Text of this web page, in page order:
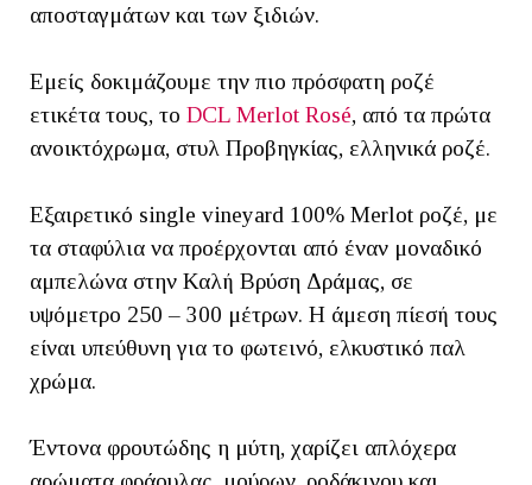
αποσταγμάτων και των ξιδιών.
Εμείς δοκιμάζουμε την πιο πρόσφατη ροζέ
ετικέτα τους, το DCL Merlot Rosé, από τα πρώτα
ανοικτόχρωμα, στυλ Προβηγκίας, ελληνικά ροζέ.
Εξαιρετικό single vineyard 100% Merlot ροζέ, με
τα σταφύλια να προέρχονται από έναν μοναδικό
αμπελώνα στην Καλή Βρύση Δράμας, σε
υψόμετρο 250 – 300 μέτρων. Η άμεση πίεσή τους
είναι υπεύθυνη για το φωτεινό, ελκυστικό παλ
χρώμα.
Έντονα φρουτώδης η μύτη, χαρίζει απλόχερα